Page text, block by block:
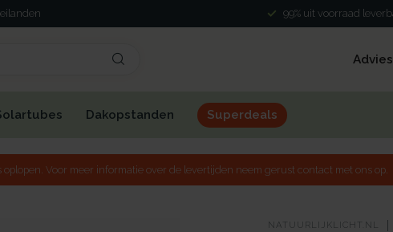
99% uit voorraad
Advies
Dakopstanden Superdeals
Voor meer informatie over de levertijden neem gerust contact met ons op.
NATUURLIJKLICHT.NL